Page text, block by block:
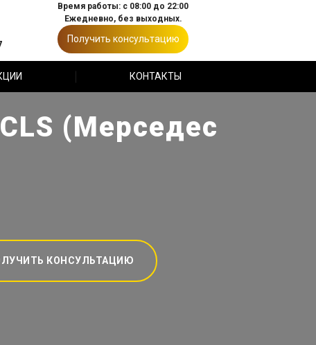
Время работы: с 08:00 до 22:00
Ежедневно, без выходных.
Получить консультацию
КОНТАКТЫ
(Мерседес
КОНСУЛЬТАЦИЮ